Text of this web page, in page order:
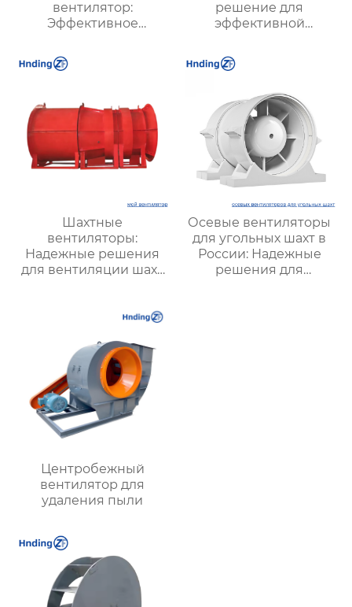
вентилятор:
Эффективное
надежной вентиляции
решение для
эффективной
оптимизации работы
Шахтные
вентиляторы:
Надежные решения
для вентиляции шахт
Осевые вентиляторы
для угольных шахт в
России: Надежные
решения для
Центробежный
вентилятор для
удаления пыли